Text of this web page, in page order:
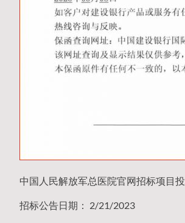
中国人民解放军总医院官网招标项目
招标公告日期： 2/21/2023